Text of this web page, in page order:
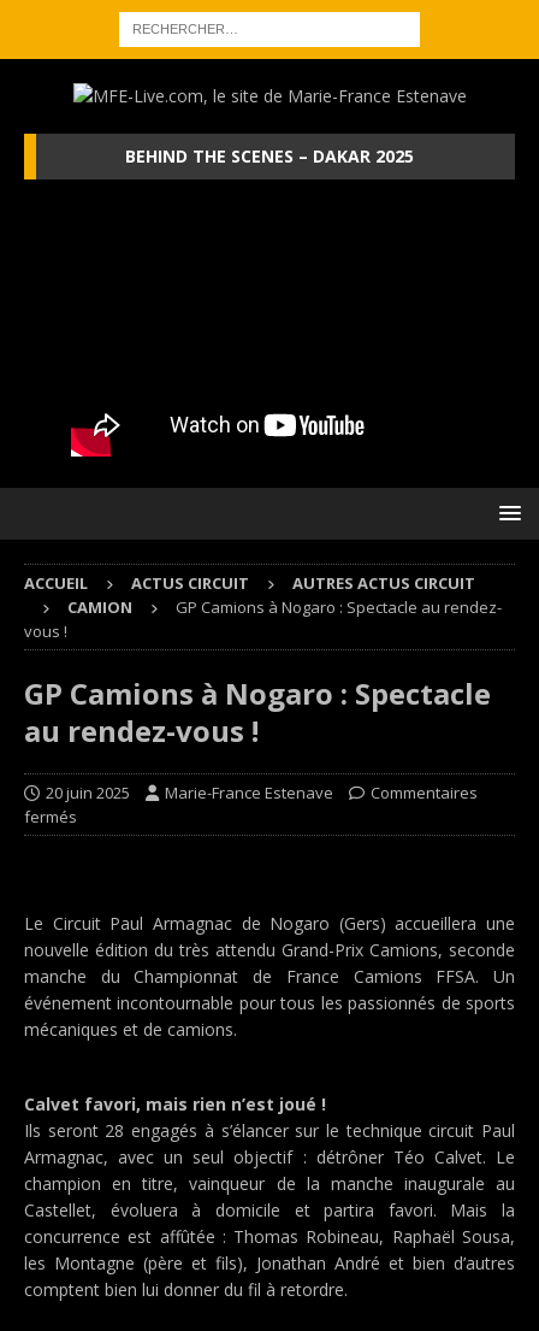
BEHIND THE SCENES – DAKAR 2025
ACCUEIL ACTUS CIRCUIT
AUTRES ACTUS CIRCUIT
CAMION
GP Camions à Nogaro : Spectacle au rendez-
vous !
GP Camions à Nogaro : Spectacle
au rendez-vous !
20 juin 2025 Marie-France Estenave
Commentaires
fermés
Le Circuit Paul Armagnac de Nogaro (Gers) accueillera une
nouvelle édition du très attendu Grand-Prix Camions, seconde
manche du Championnat de France Camions FFSA. Un
événement incontournable pour tous les passionnés de sports
mécaniques et de camions.
Calvet favori, mais rien n’est joué !
Ils seront 28 engagés à s’élancer sur le technique circuit Paul
Armagnac, avec un seul objectif : détrôner Téo Calvet. Le
champion en titre, vainqueur de la manche inaugurale au
Castellet, évoluera à domicile et partira favori. Mais la
concurrence est affûtée : Thomas Robineau, Raphaël Sousa,
les Montagne (père et fils), Jonathan André et bien d’autres
comptent bien lui donner du fil à retordre.